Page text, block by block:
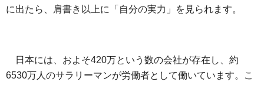
に出たら、肩書き以上に「自分の実力」を見られます。
日本には、およそ420万という数の会社が存在し、約
6530万人のサラリーマンが労働者として働いています。こ